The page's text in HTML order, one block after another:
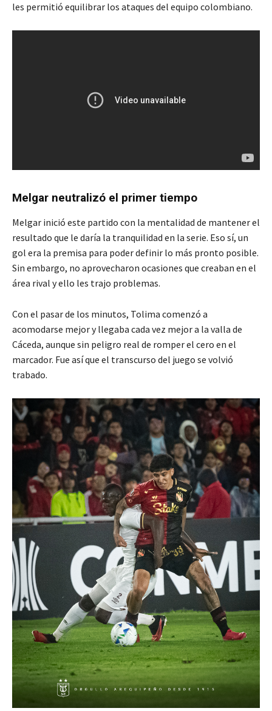
les permitió equilibrar los ataques del equipo colombiano.
Melgar neutralizó el primer tiempo
Melgar inició este partido con la mentalidad de mantener el
resultado que le daría la tranquilidad en la serie. Eso sí, un
gol era la premisa para poder definir lo más pronto posible.
Sin embargo, no aprovecharon ocasiones que creaban en el
área rival y ello les trajo problemas.
Con el pasar de los minutos, Tolima comenzó a
acomodarse mejor y llegaba cada vez mejor a la valla de
Cáceda, aunque sin peligro real de romper el cero en el
marcador. Fue así que el transcurso del juego se volvió
trabado.